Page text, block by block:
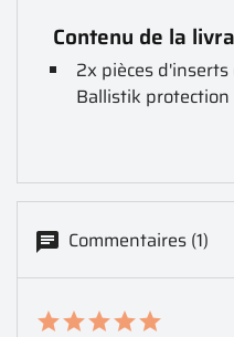
Contenu de la
2x pièces
Ballistik
Commentaires (1)